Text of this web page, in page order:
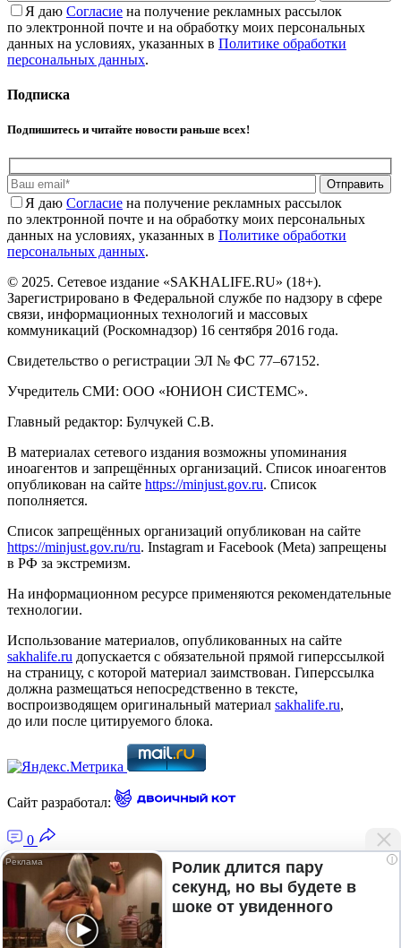
Я даю Cогласие на получение рекламных рассылок
по электронной почте и на обработку моих персональных
данных на условиях, указанных в Политике обработки
персональных данных.
Подписка
Подпишитесь и читайте новости раньше всех!
Отправить
Я даю Cогласие на получение рекламных рассылок
по электронной почте и на обработку моих персональных
данных на условиях, указанных в Политике обработки
персональных данных.
© 2025. Сетевое издание «SAKHALIFE.RU» (18+).
Зарегистрировано в Федеральной службе по надзору в сфере
связи, информационных технологий и массовых
коммуникаций (Роскомнадзор) 16 сентября 2016 года.
Свидетельство о регистрации ЭЛ № ФС 77–67152.
Учредитель СМИ: ООО «ЮНИОН СИСТЕМС».
Главный редактор: Булчукей С.В.
В материалах сетевого издания возможны упоминания
иноагентов и запрещённых организаций. Список иноагентов
опубликован на сайте https://minjust.gov.ru. Список
пополняется.
Список запрещённых организаций опубликован на сайте
https://minjust.gov.ru/ru. Instagram и Facebook (Metа) запрещены
в РФ за экстремизм.
На информационном ресурсе применяются рекомендательные
технологии.
Использование материалов, опубликованных на сайте
sakhalife.ru допускается с обязательной прямой гиперссылкой
на страницу, с которой материал заимствован. Гиперссылка
должна размещаться непосредственно в тексте,
воспроизводящем оригинальный материал sakhalife.ru,
до или после цитируемого блока.
Сайт разработал:
0
Главная — Новости Якутии и мира
Лента новостей
Рубрики
i
Ролик длится пару
секунд, но вы будете в
шоке от увиденного